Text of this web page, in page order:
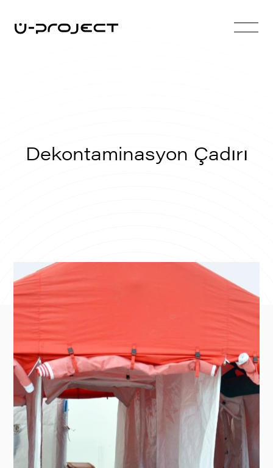
Dekontaminasyon Çadırı